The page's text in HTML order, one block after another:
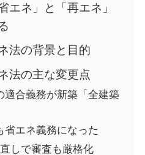
エネ」と「再エネ」
法の背景と目的
法の主な変更点
適合義務が新築「全建築
省エネ義務になった
しで審査も厳格化